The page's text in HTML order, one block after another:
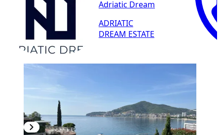
Adriatic Dream
ADRIATIC
DREAM ESTATE